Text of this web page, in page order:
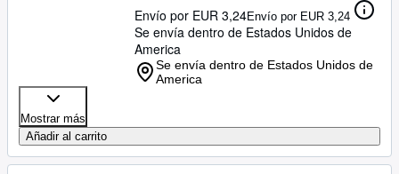
Envío por EUR 3,24Envío por EUR 3,24
Se envía dentro de Estados Unidos de
America
Se envía dentro de Estados Unidos de
America
Mostrar más
Añadir al carrito